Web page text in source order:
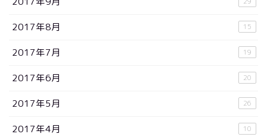
2017年8月 15
2017年7月 19
2017年6月 20
2017年5月 26
2017年4月 10